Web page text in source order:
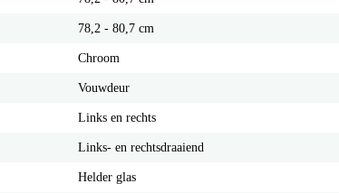
78,2 - 80,7 cm
Chroom
Vouwdeur
Links en rechts
Links- en rechtsdraaiend
Helder glas